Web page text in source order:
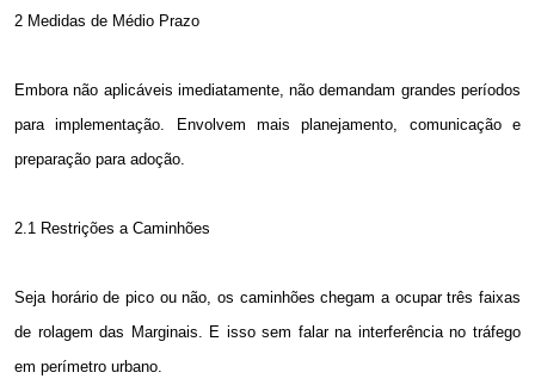
2 Medidas de Médio Prazo
Embora não aplicáveis imediatamente, não demandam grandes períodos
para implementação. Envolvem mais planejamento, comunicação e
preparação para adoção.
2.1 Restrições a Caminhões
Seja horário de pico ou não, os caminhões chegam a ocupar três faixas
de rolagem das Marginais. E isso sem falar na interferência no tráfego
em perímetro urbano.